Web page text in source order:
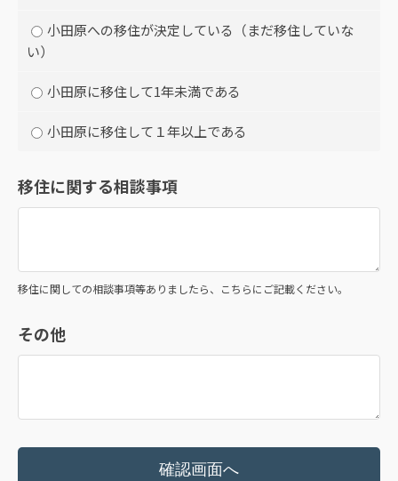
小田原への移住が決定している（まだ移住していな
い）
小田原に移住して1年未満である
小田原に移住して１年以上である
移住に関する相談事項
移住に関しての相談事項等ありましたら、こちらにご記載ください。
その他